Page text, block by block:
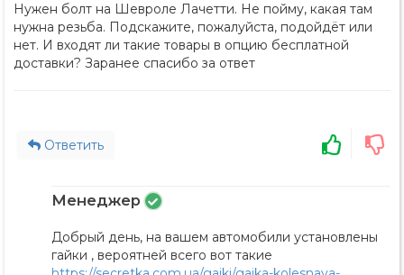
Нужен болт на Шевроле Лачетти. Не пойму, какая там
нужна резьба. Подскажите, пожалуйста, подойдёт или
нет. И входят ли такие товары в опцию бесплатной
доставки? Заранее спасибо за ответ
Ответить
Менеджер
Добрый день, на вашем автомобили установлены
гайки , вероятней всего вот такие